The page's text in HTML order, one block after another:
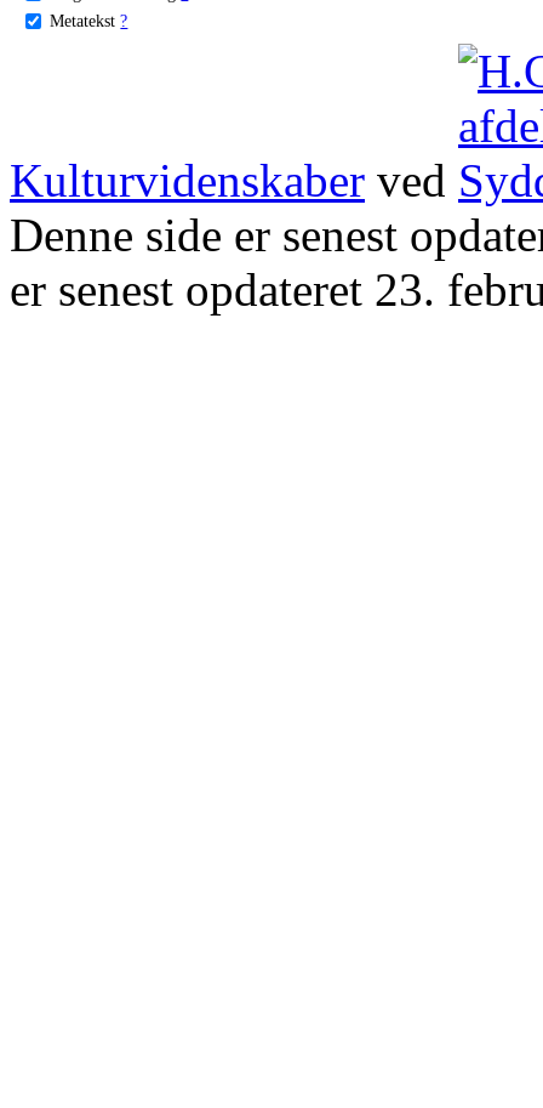
Metatekst ?
Kulturvidenskaber ved
Denne side er senest
er senest opdateret 23.